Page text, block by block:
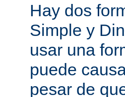
Hay dos
Simple y
usar una
puede
pesar de